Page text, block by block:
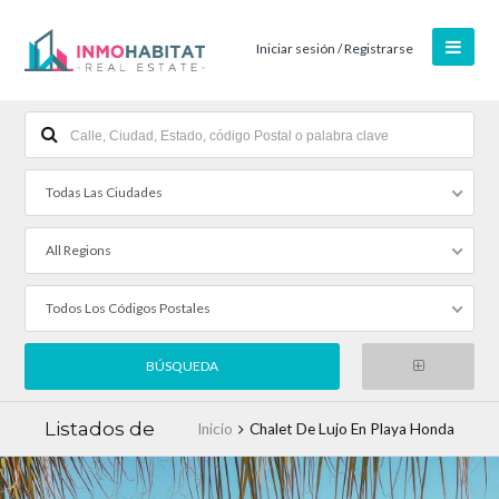
Iniciar sesión / Registrarse
Todas Las Ciudades
All Regions
Todos Los Códigos Postales
Listados de Inicio Chalet De Lujo En Playa Honda